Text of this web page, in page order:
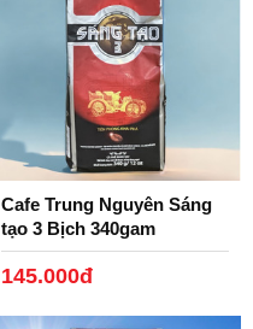
Cafe Trung Nguyên Sáng
tạo 3 Bịch 340gam
145.000đ